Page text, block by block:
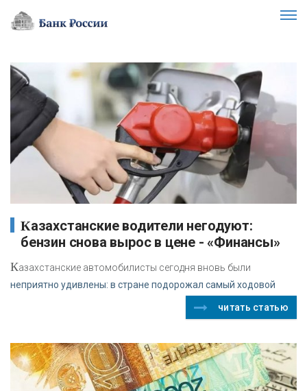
Казахстанские водители негодуют:
бензин снова вырос в цене - «Финансы»
Казахстанские автомобилисты сегодня вновь были
неприятно удивлены: в стране подорожал самый ходовой
читать статью